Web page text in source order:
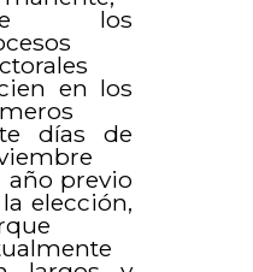
los
en los
días de
año previo
elección,